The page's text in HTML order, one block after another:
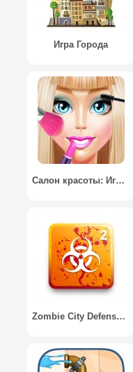
Игра Города
Салон красоты: Игры-одевалки / Fashion Girl: Makeover Salon
Zombie City Defense 2 / Зомби: Защита города 2